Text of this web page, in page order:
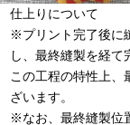
仕上りについて
※プリント完了後に
し、最終縫製を経て
この工程の特性上、
ざいます。
※なお、最終縫製位